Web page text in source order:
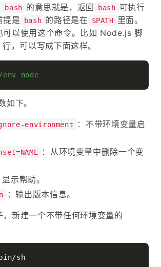
的意思就是，返回 bash 可执行
提是
bash 的路径是在 $PATH
里面。
可以使用这个命令。比如 Node.js 脚
，可以写成下面这样。
node
如下。
environment
：不带环境变量启
：从环境变量中删除一个变
显示帮助。
：输出版本信息。
，新建一个不带任何环境变量的